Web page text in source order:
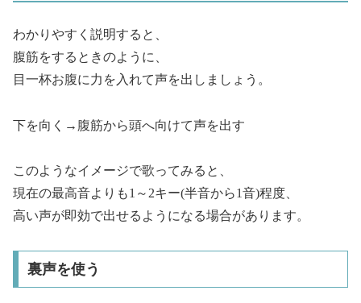
わかりやすく説明すると、
腹筋をするときのように、
目一杯お腹に力を入れて声を出しましょう。
下を向く→腹筋から頭へ向けて声を出す
このようなイメージで歌ってみると、
現在の最高音よりも1～2キー(半音から1音)程度、
高い声が即効で出せるようになる場合があります。
裏声を使う